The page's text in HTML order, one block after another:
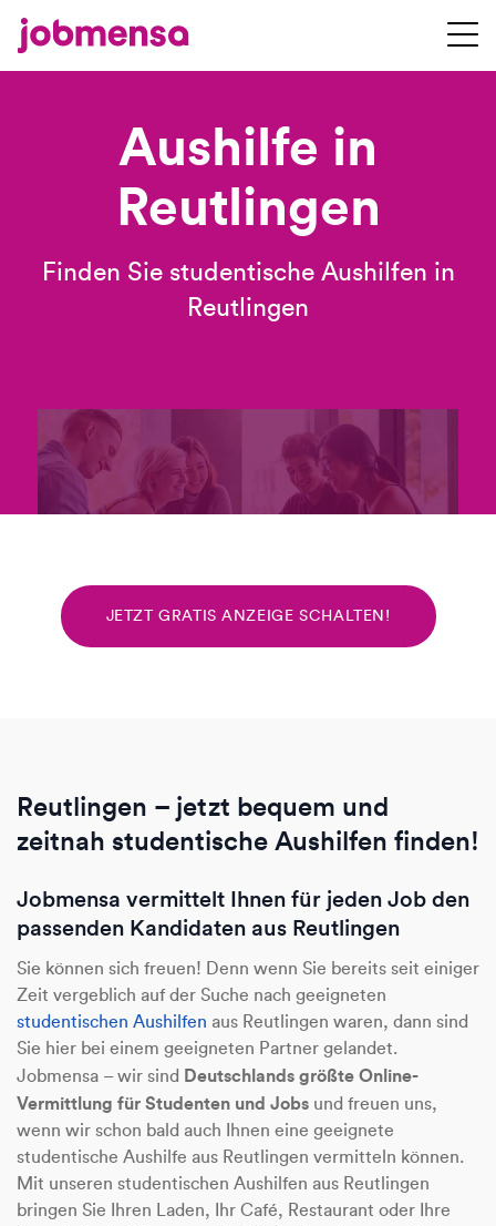
Aushilfe in
Reutlingen
Finden Sie studentische Aushilfen in
Reutlingen
JETZT GRATIS ANZEIGE SCHALTEN!
Reutlingen – jetzt bequem und
zeitnah studentische Aushilfen finden!
Jobmensa vermittelt Ihnen für jeden Job den
passenden Kandidaten aus Reutlingen
Sie können sich freuen! Denn wenn Sie bereits seit einiger
Zeit vergeblich auf der Suche nach geeigneten
studentischen Aushilfen aus Reutlingen waren, dann sind
Sie hier bei einem geeigneten Partner gelandet.
Jobmensa – wir sind Deutschlands größte Online-
Vermittlung für Studenten und Jobs und freuen uns,
wenn wir schon bald auch Ihnen eine geeignete
studentische Aushilfe aus Reutlingen vermitteln können.
Mit unseren studentischen Aushilfen aus Reutlingen
bringen Sie Ihren Laden, Ihr Café, Restaurant oder Ihre